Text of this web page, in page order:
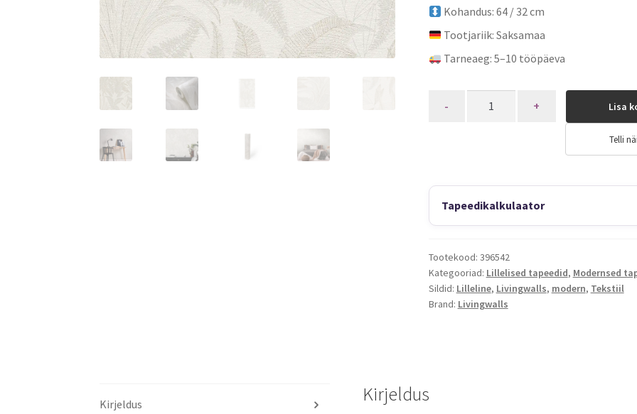
Kohandus: 64 / 32 cm
Tootjariik: Saksamaa
Tarneaeg: 5–10 tööpäeva
Lisa
Telli
Tapeedikalkulaator
Tootekood: 396542
Kategooriad: Lillelised tapeedid, Modernsed
Sildid: Lilleline, Livingwalls, modern, Tekstiil
Brand: Livingwalls
Kirjeldus Kirjeldus